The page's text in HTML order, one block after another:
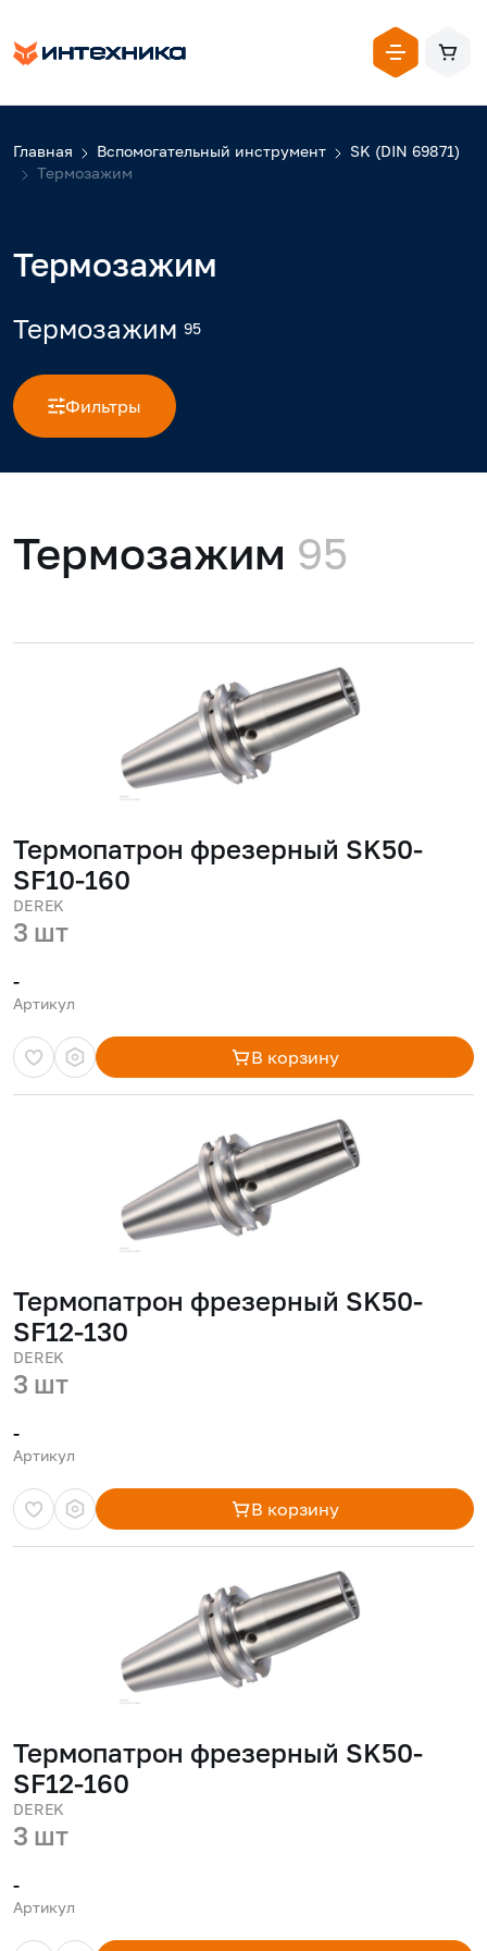
Главная Вспомогательный инструмент
SK (DIN 69871)
Термозажим
Термозажим
Термозажим 95
Фильтры
Термозажим 95
Термопатрон фрезерный SK50-
SF10-160
DEREK
3 шт
-
Артикул
В корзину
Термопатрон фрезерный SK50-
SF12-130
DEREK
3 шт
-
Артикул
В корзину
Термопатрон фрезерный SK50-
SF12-160
DEREK
3 шт
-
Артикул